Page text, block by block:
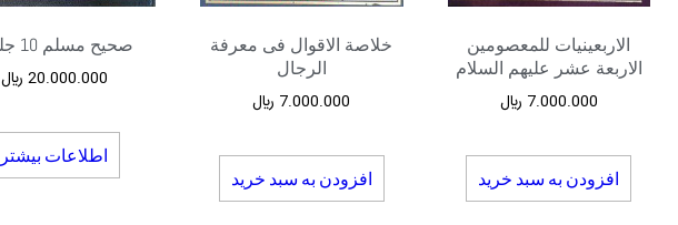
الاربعینیات للمعصومین
الاربعة عشر علیهم السلام
7.000.000 ﷼
افزودن به سبد خرید
خلاصة الاقوال فی معرفة
الرجال
7.000.000 ﷼
افزودن به سبد خرید
صحیح مسلم 10 جلدی
20.000.000 ﷼
اطلاعات بیشتر